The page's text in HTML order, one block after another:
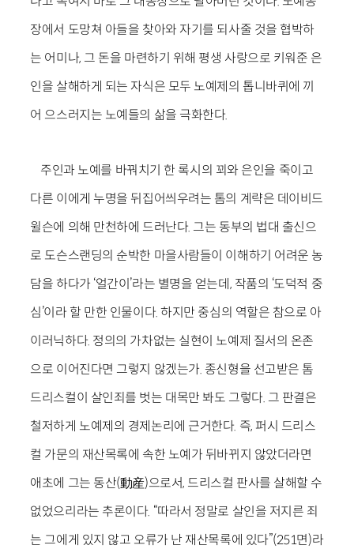
장에서 도망쳐 아들을 찾아와 자기를 되사줄 것을 협박하
는 어미나, 그 돈을 마련하기 위해 평생 사랑으로 키워준 은
인을 살해하게 되는 자식은 모두 노예제의 톱니바퀴에 끼
어 으스러지는 노예들의 삶을 극화한다.
주인과 노예를 바꿔치기 한 록시의 꾀와 은인을 죽이고
다른 이에게 누명을 뒤집어씌우려는 톰의 계략은 데이비드
윌슨에 의해 만천하에 드러난다. 그는 동부의 법대 출신으
로 도슨스랜딩의 순박한 마을사람들이 이해하기 어려운 농
담을 하다가 ‘얼간이’라는 별명을 얻는데, 작품의 ‘도덕적 중
심’이라 할 만한 인물이다. 하지만 중심의 역할은 참으로 아
이러닉하다. 정의의 가차없는 실현이 노예제 질서의 온존
으로 이어진다면 그렇지 않겠는가. 종신형을 선고받은 톰
드리스컬이 살인죄를 벗는 대목만 봐도 그렇다. 그 판결은
철저하게 노예제의 경제논리에 근거한다. 즉, 퍼시 드리스
컬 가문의 재산목록에 속한 노예가 뒤바뀌지 않았더라면
애초에 그는 동산(動産)으로서, 드리스컬 판사를 살해할 수
없었으리라는 추론이다. “따라서 정말로 살인을 저지른 죄
는 그에게 있지 않고 오류가 난 재산목록에 있다”(251면)라